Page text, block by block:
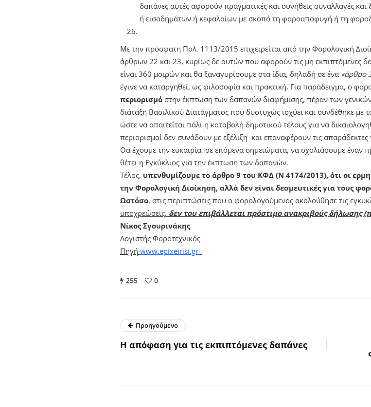
δαπάνες αυτές αφορούν πραγματικές και συνήθεις συναλλαγές
ή εισοδημάτων ή κεφαλαίων με σκοπό τη φοροαποφυγή ή τη
Με την πρόσφατη Πολ. 1113/2015 επιχειρείται από την Φορολογική
άρθρων 22 και 23, κυρίως δε αυτών που αφορούν τις μη εκπιπτόμενες
είναι 360 μοιρών και θα ξαναγυρίσουμε στα ίδια, δηλαδή σε ένα «άρθρο
έγινε να καταργηθεί, ως φιλοσοφία και πρακτική. Για παράδειγμα, ο
περιορισμό στην έκπτωση των δαπανών διαφήμισης, πέραν των
διάταξη Βασιλικού Διατάγματος που δυστυχώς ισχύει και συνδέθηκε με
ώστε να απαιτείται πάλι η καταβολή δημοτικού τέλους για να
περιορισμοί δεν συνάδουν με εξέλιξη και επαναφέρουν τις
Θα έχουμε την ευκαιρία, σε επόμενα σημειώματα, να σχολιάσουμε έναν
θέτει η Εγκύκλιος για την έκπτωση των δαπανών.
Τέλος, υπενθυμίζουμε το άρθρο 9 του ΚΦΔ (Ν 4174/2013), ότι οι
την Φορολογική Διοίκηση, αλλά δεν είναι δεσμευτικές για τους
Ωστόσο, στις περιπτώσεις που ο φορολογούμενος ακολούθησε τις
υποχρεώσεις, δεν του επιβάλλεται πρόστιμο ανακριβούς δήλωσης
Νίκος Σγουρινάκης
Λογιστής Φοροτεχνικός
Πηγή www.epixeirisi.gr
255 0
Προηγούμενο
Η απόφαση για τις εκπιπτόμενες δαπάνες